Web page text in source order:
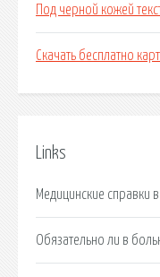
Под черной кожей
Скачать бесплатно
Links
Медицинские справки
Обязательно ли в